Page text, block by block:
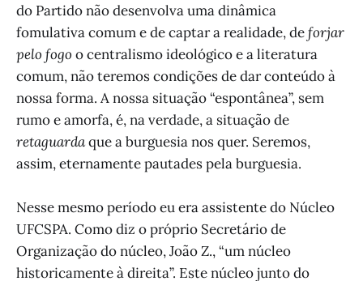
do Partido não desenvolva uma dinâmica
fomulativa comum e de captar a realidade, deforjar
pelo fogo o centralismo ideológico e a literatura
comum, não teremos condições de dar conteúdo à
nossa forma. A nossa situação “espontânea”, sem
rumo e amorfa, é, na verdade, a situação de
retaguardaque a burguesia nos quer. Seremos,
assim, eternamente pautades pela burguesia.
Nesse mesmo período eu era assistente do Núcleo
UFCSPA. Como diz o próprio Secretário de
Organização do núcleo, João Z., “um núcleo
historicamente à direita”. Este núcleo junto do